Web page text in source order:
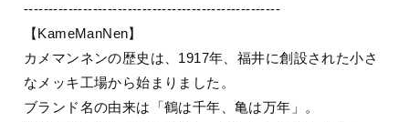
----------------------------------------------------
【KameManNen】
カメマンネンの歴史は、1917年、福井に創設された小さ
なメッキ工場から始まりました。
ブランド名の由来は「鶴は千年、亀は万年」。